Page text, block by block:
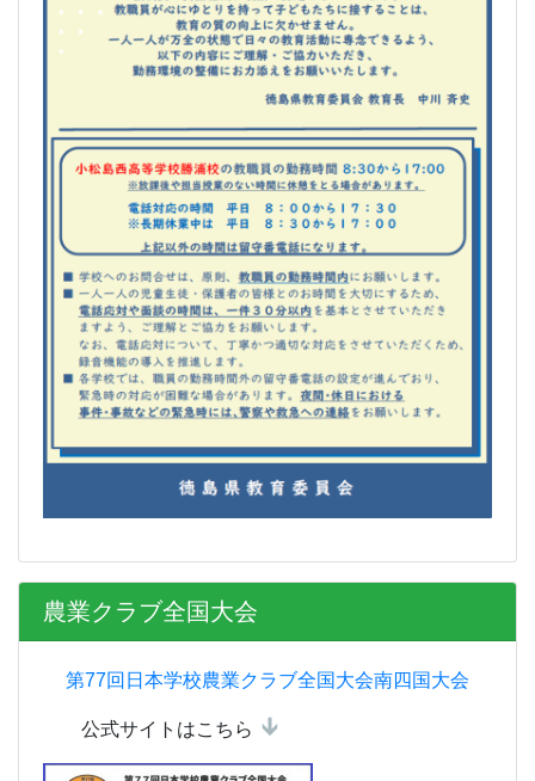
農業クラブ全国大会
第77回日本学校農業クラブ全国大会南四国大会
公式サイトはこちら